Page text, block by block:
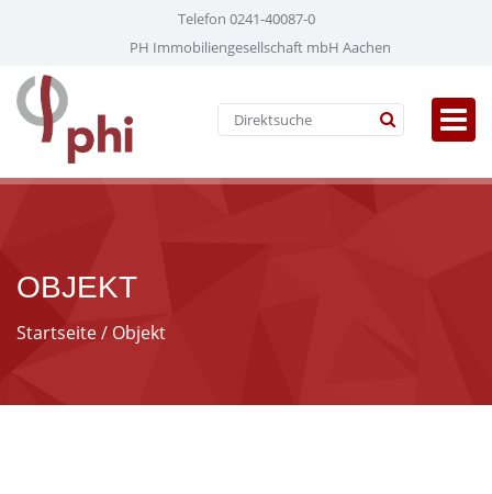
Telefon 0241-40087-0
PH Immobiliengesellschaft mbH Aachen
OBJEKT
Startseite/ Objekt